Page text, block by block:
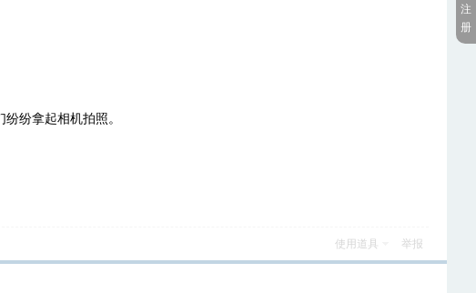
纷拿起相机拍照。
使用道具 举报
注
册